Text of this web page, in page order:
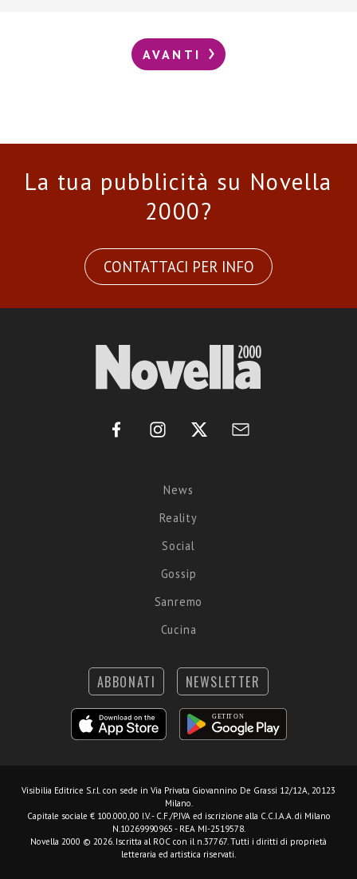
AVANTI
La tua pubblicità su Novella
2000?
CONTATTACI PER INFO
News
Reality
Social
Gossip
Sanremo
Cucina
ABBONATI NEWSLETTER
Visibilia Editrice S.r.l. con sede in Via Privata Giovannino De Grassi 12/12A, 20123
Milano.
Capitale sociale € 100.000,00 I.V. - C.F./P.IVA ed iscrizione alla C.C.I.A.A. di Milano
N.10269990965 - REA MI-2519578.
Novella 2000 © 2026. Iscritta al ROC con il n.37767. Tutti i diritti di proprietà
letteraria ed artistica riservati.